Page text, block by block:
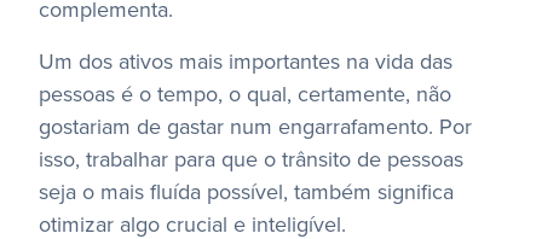
complementa.
Um dos ativos mais importantes na vida das
pessoas é o tempo, o qual, certamente, não
gostariam de gastar num engarrafamento. Por
isso, trabalhar para que o trânsito de pessoas
seja o mais fluída possível, também significa
otimizar algo crucial e inteligível.